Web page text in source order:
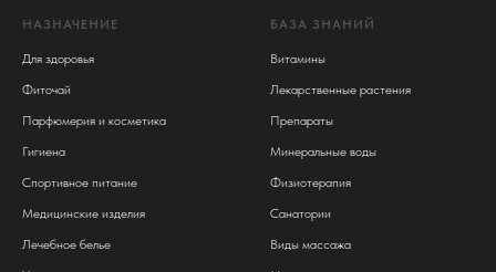
НАЗНАЧЕНИЕ
Для здоровья
Фиточай
Парфюмерия и косметика
Гигиена
Спортивное питание
Медицинские изделия
Лечебное белье
БАЗА ЗНАНИЙ
Витамины
Лекарственные растения
Препараты
Минеральные воды
Физиотерапия
Санатории
Виды массажа